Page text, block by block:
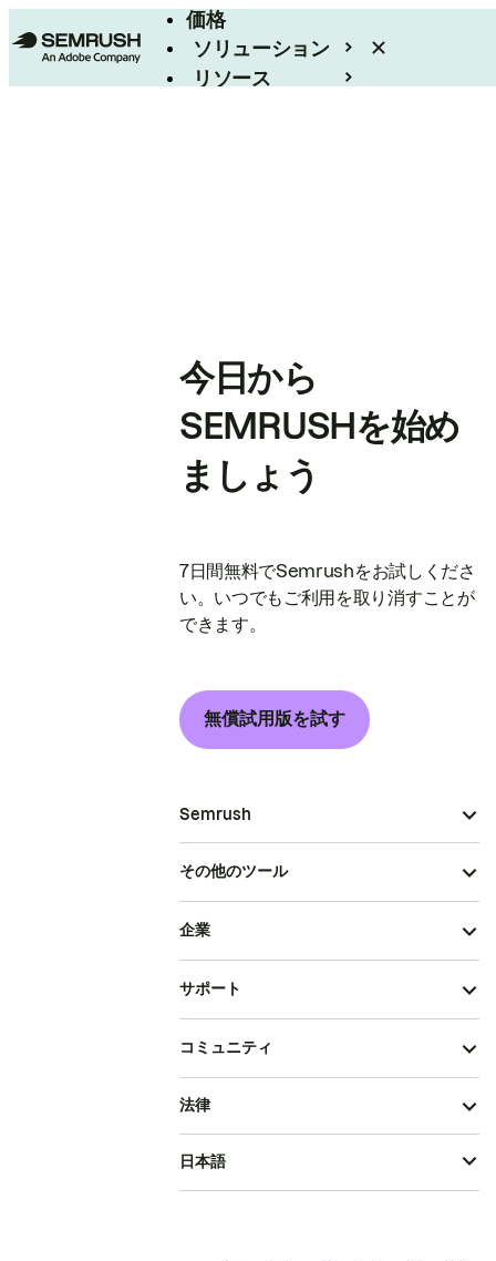
価格
ソリューション
リソース
今日から
SEMRUSHを始め
ましょう
7日間無料でSemrushをお試しくださ
い。いつでもご利用を取り消すことが
できます。
無償試用版を試す
Semrush
その他のツール
企業
サポート
コミュニティ
法律
日本語